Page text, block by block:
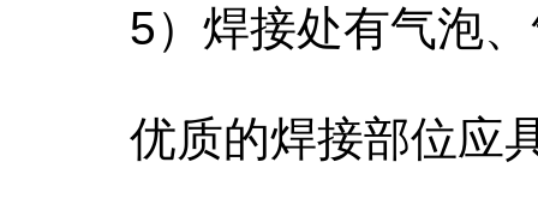
5）焊接处有气泡、
优质的焊接部位应